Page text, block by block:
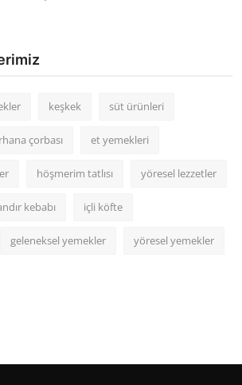
keşkek süt ürünleri
çorbası et yemekleri
höşmerim tatlısı yöresel lezzetler
kebabı içli köfte
geleneksel yemekler yöresel yemekler